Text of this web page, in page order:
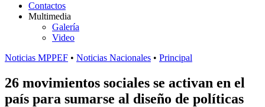
Contactos
Multimedia
Galería
Video
Noticias MPPEF • Noticias Nacionales • Principal
26 movimientos sociales se activan en el
país para sumarse al diseño de políticas